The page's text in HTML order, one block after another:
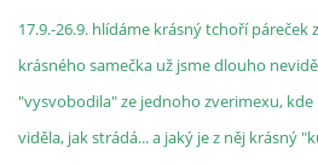
17.9.-26.9. hlídáme krásný tchoří páreček
krásného samečka už jsme dlouho
"vysvobodila" ze jednoho zverimexu,
viděla, jak strádá... a jaký je z něj krásný